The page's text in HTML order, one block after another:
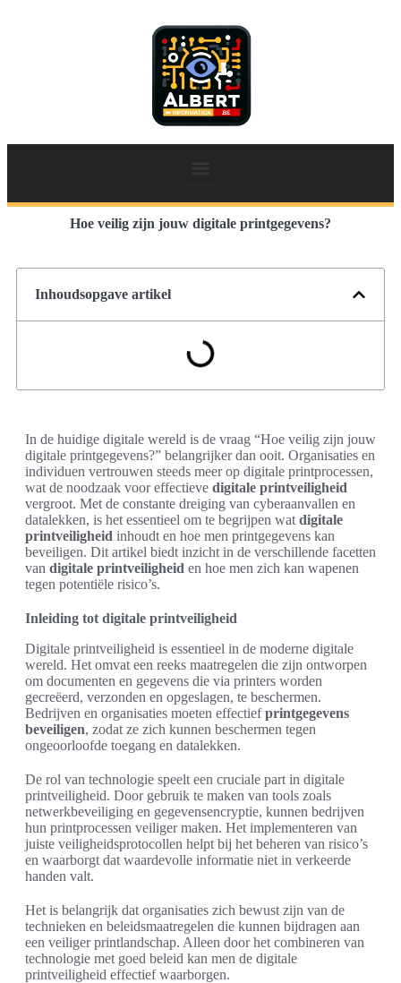
Hoe veilig zijn jouw digitale printgegevens?
Inhoudsopgave artikel
In de huidige digitale wereld is de vraag “Hoe veilig zijn jouw
digitale printgegevens?” belangrijker dan ooit. Organisaties en
individuen vertrouwen steeds meer op digitale printprocessen,
wat de noodzaak voor effectieve digitale printveiligheid
vergroot. Met de constante dreiging van cyberaanvallen en
datalekken, is het essentieel om te begrijpen wat digitale
printveiligheid inhoudt en hoe men printgegevens kan
beveiligen. Dit artikel biedt inzicht in de verschillende facetten
van digitale printveiligheid en hoe men zich kan wapenen
tegen potentiële risico’s.
Inleiding tot digitale printveiligheid
Digitale printveiligheid is essentieel in de moderne digitale
wereld. Het omvat een reeks maatregelen die zijn ontworpen
om documenten en gegevens die via printers worden
gecreëerd, verzonden en opgeslagen, te beschermen.
Bedrijven en organisaties moeten effectiefprintgegevens
beveiligen, zodat ze zich kunnen beschermen tegen
ongeoorloofde toegang en datalekken.
De rol van technologie speelt een cruciale part in digitale
printveiligheid. Door gebruik te maken van tools zoals
netwerkbeveiliging en gegevensencryptie, kunnen bedrijven
hun printprocessen veiliger maken. Het implementeren van
juiste veiligheidsprotocollen helpt bij het beheren van risico’s
en waarborgt dat waardevolle informatie niet in verkeerde
handen valt.
Het is belangrijk dat organisaties zich bewust zijn van de
technieken en beleidsmaatregelen die kunnen bijdragen aan
een veiliger printlandschap. Alleen door het combineren van
technologie met goed beleid kan men de digitale
printveiligheid effectief waarborgen.